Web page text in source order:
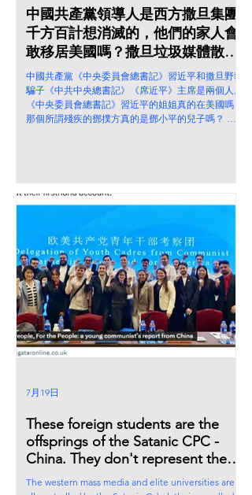
中國共產黨領導人是西方撒旦集團
千方百計想消滅的，他們的家人會
敢移居美國嗎？撒旦垃圾媒體散播
的謊言都好信？
中國共產黨《中央委員會總書記》習近平和撒旦野豬
騙子《中共中央總書記》《席近平》主席是兩個人。
《中央委員會總書記》習近平的姐姐真的在美國嗎？
那個所謂殘疾的鄧撲方真的是鄧小平的兒子嗎？ 中
These foreign students are the
offsprings of the Satanic CPC -
China. They don't represent the
1.4 billion local citizens of People's
The western mass media and elite universities are
7月19日